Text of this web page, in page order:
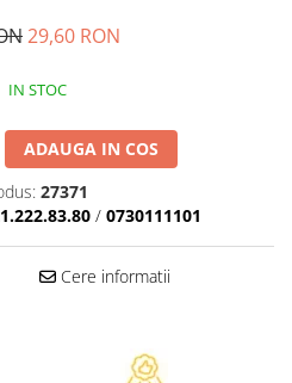
29,60 RON
IN STOC
ADAUGA IN COS
27371
/ 0730111101
Cere informatii